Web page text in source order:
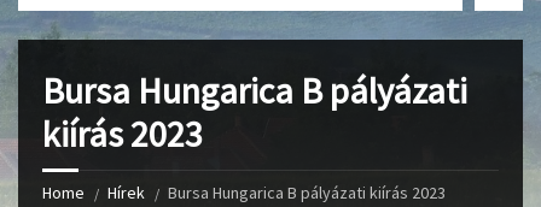
Bursa Hungarica B pályázati
kiírás 2023
Home Hírek Bursa Hungarica B pályázati kiírás 2023